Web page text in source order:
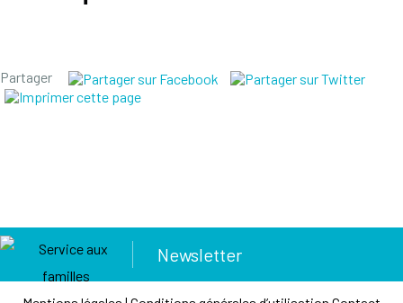
Partager
Newsletter